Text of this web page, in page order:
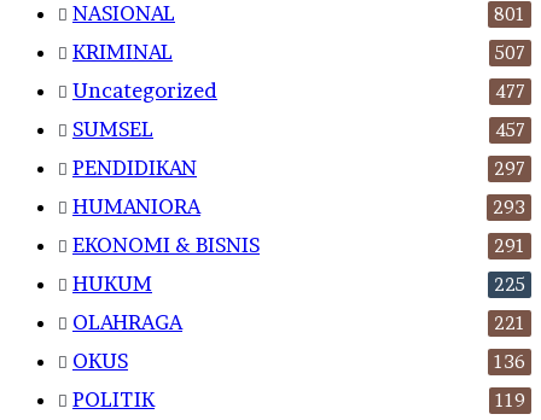
NASIONAL 801
KRIMINAL 507
Uncategorized 477
SUMSEL 457
PENDIDIKAN 297
HUMANIORA 293
EKONOMI & BISNIS 291
HUKUM 225
OLAHRAGA 221
OKUS 136
POLITIK 119